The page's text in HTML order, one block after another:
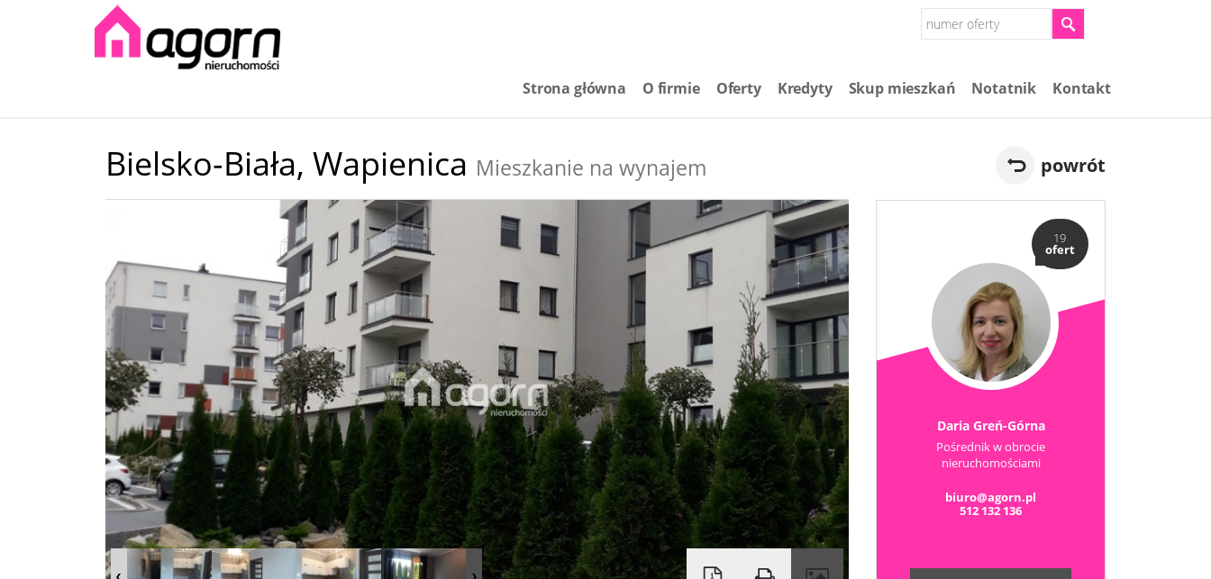
Strona główna O firmie Oferty Kredyty Skup mieszkań​ Notatnik Kontakt
Bielsko-Biała, Wapienica Mieszkanie na wynajem powrót
19
ofert
Daria Greń-Górna
Pośrednik w obrocie
nieruchomościami
biuro@agorn.pl
512 132 136